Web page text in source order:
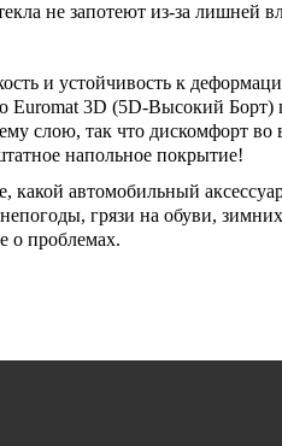
не запотеют из-за лишней
и устойчивость к
Euromat 3D (5D-Высокий
слою, так что дискомфорт
напольное покрытие!
какой автомобильный
непогоды, грязи на обуви,
о проблемах.